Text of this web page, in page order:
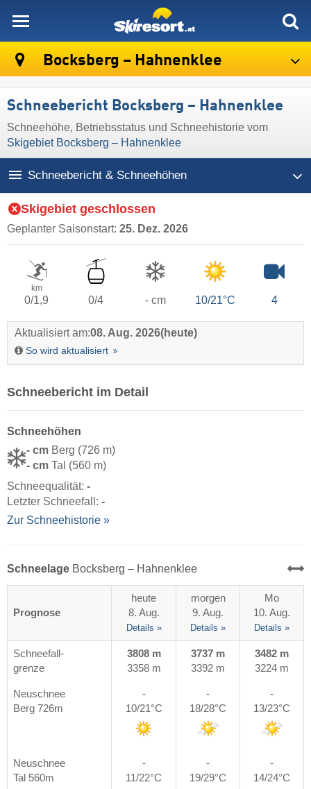
Bocksberg – Hahnenklee
Schneebericht Bocksberg – Hahnenklee
Schneehöhe, Betriebsstatus und Schneehistorie vom
Skigebiet Bocksberg – Hahnenklee
Schneebericht & Schneehöhen
Skigebiet geschlossen
Geplanter Saisonstart: 25. Dez. 2026
km
0/1,9 0/4 - cm 10/21°C 4
Aktualisiert am:08. Aug. 2026(heute)
So wird aktualisiert
Schneebericht im Detail
Schneehöhen
- cm Berg (726 m)
- cm Tal (560 m)
Schneequalität: -
Letzter Schneefall: -
Zur Schneehistorie »
Schneelage Bocksberg – Hahnenklee
Prognose
heute
8. Aug.
Details »
morgen
9. Aug.
Details »
Mo
10. Aug.
Details »
Schneefall-
grenze
3808 m
3358 m
3737 m
3392 m
3482 m
3224 m
Neuschnee
Berg 726m
-
10/21°C
-
18/28°C
-
13/23°C
Neuschnee
Tal 560m
-
11/22°C
-
19/29°C
-
14/24°C